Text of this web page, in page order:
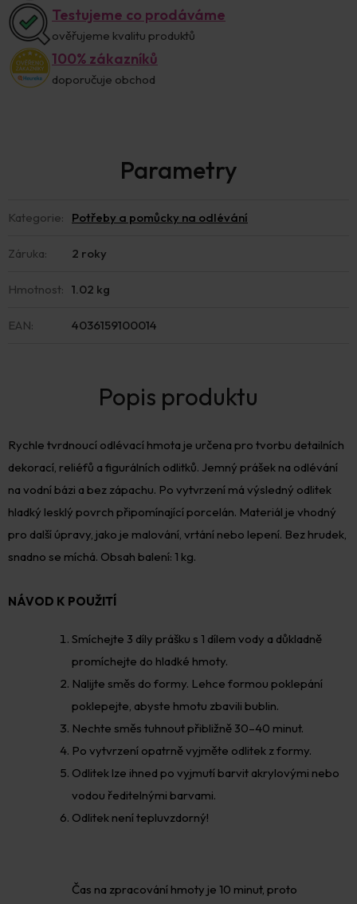
Testujeme co prodáváme
ověřujeme kvalitu produktů
100% zákazníků
doporučuje obchod
Rychle tvrdnoucí odlévací hmota je určena pro tvorbu detailních
dekorací, reliéfů a figurálních odlitků. Jemný prášek na odlévání
na vodní bázi a bez zápachu. Po vytvrzení má výsledný odlitek
hladký lesklý povrch připomínající porcelán. Materiál je vhodný
pro další úpravy, jako je malování, vrtání nebo lepení. Bez hrudek,
snadno se míchá. Obsah balení: 1 kg.
NÁVOD K POUŽITÍ
Smíchejte 3 díly prášku s 1 dílem vody a důkladně
promíchejte do hladké hmoty.
Nalijte směs do formy. Lehce formou poklepání
poklepejte, abyste hmotu zbavili bublin.
Nechte směs tuhnout přibližně 30–40 minut.
Po vytvrzení opatrně vyjměte odlitek z formy.
Odlitek lze ihned po vyjmutí barvit akrylovými nebo
vodou ředitelnými barvami.
Odlitek není tepluvzdorný!
Čas na zpracování hmoty je 10 minut, proto
Kategorie: Potřeby a pomůcky na odlévání
Záruka: 2 roky
Hmotnost: 1.02 kg
EAN: 4036159100014